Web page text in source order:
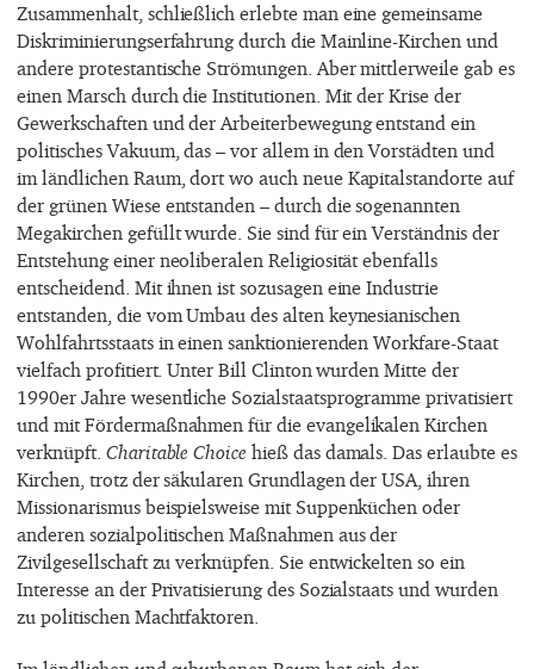
Zusammenhalt, schließlich erlebte man eine gemeinsame
Diskriminierungserfahrung durch die Mainline-Kirchen und
andere protestantische Strömungen. Aber mittlerweile gab es
einen Marsch durch die Institutionen. Mit der Krise der
Gewerkschaften und der Arbeiterbewegung entstand ein
politisches Vakuum, das – vor allem in den Vorstädten und
im ländlichen Raum, dort wo auch neue Kapitalstandorte auf
der grünen Wiese entstanden – durch die sogenannten
Megakirchen gefüllt wurde. Sie sind für ein Verständnis der
Entstehung einer neoliberalen Religiosität ebenfalls
entscheidend. Mit ihnen ist sozusagen eine Industrie
entstanden, die vom Umbau des alten keynesianischen
Wohlfahrtsstaats in einen sanktionierenden Workfare-Staat
vielfach profitiert. Unter Bill Clinton wurden Mitte der
1990er Jahre wesentliche Sozialstaatsprogramme privatisiert
und mit Fördermaßnahmen für die evangelikalen Kirchen
verknüpft. Charitable Choice hieß das damals. Das erlaubte es
Kirchen, trotz der säkularen Grundlagen der USA, ihren
Missionarismus beispielsweise mit Suppenküchen oder
anderen sozialpolitischen Maßnahmen aus der
Zivilgesellschaft zu verknüpfen. Sie entwickelten so ein
Interesse an der Privatisierung des Sozialstaats und wurden
zu politischen Machtfaktoren.